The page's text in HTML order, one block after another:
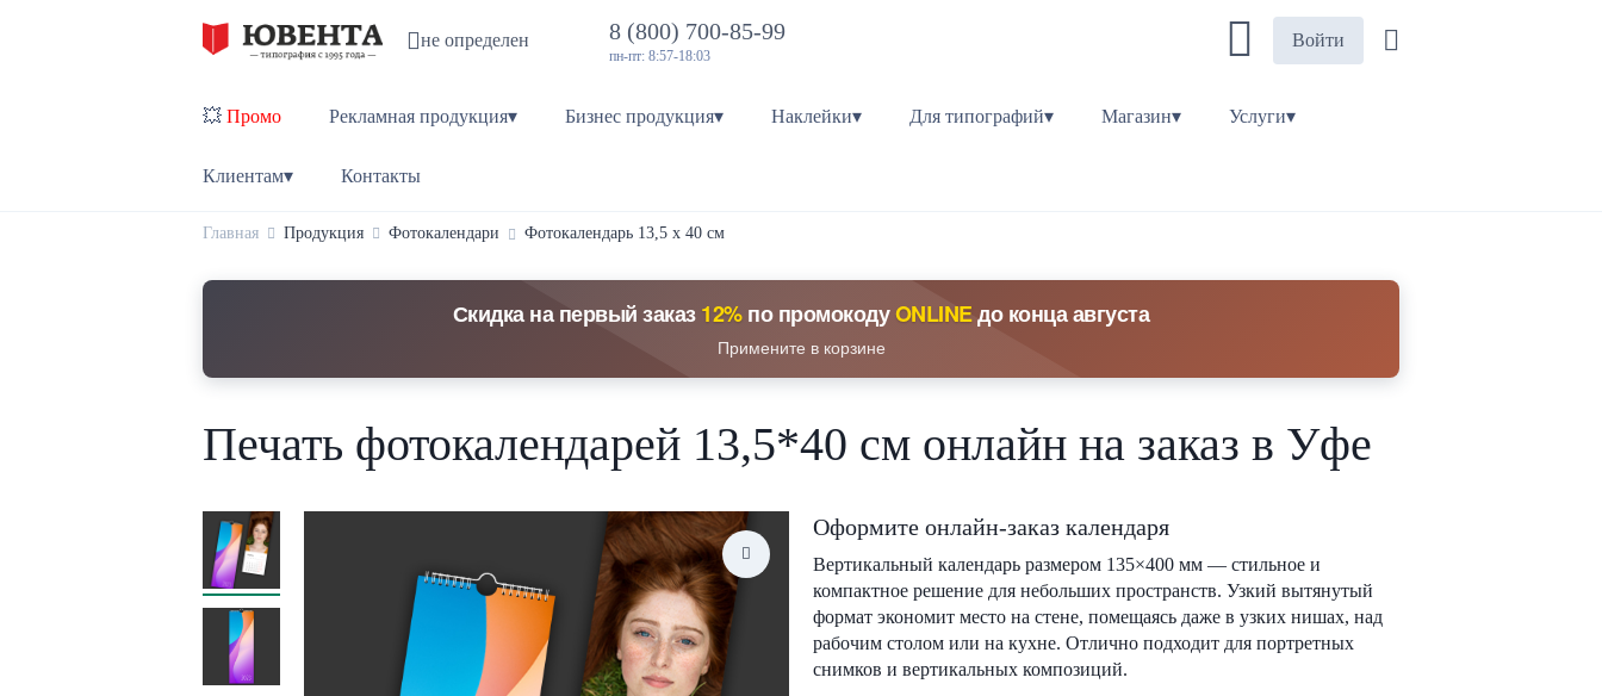
не определен 8 (800) 700-85-99
пн-пт: 8:57-18:03
Войти
💥 Промо Рекламная продукция▾ Бизнес продукция▾ Наклейки▾ Для типографий▾ Магазин▾ Услуги▾
Клиентам▾ Контакты
Главная Продукция Фотокалендари Фотокалендарь 13,5 х 40 см
Скидка на первый заказ12%по промокодуONLINEдо конца августа
Примените в корзине
Печать фотокалендарей 13,5*40 см онлайн на заказ в Уфе
Оформите онлайн-заказ календаря
Вертикальный календарь размером 135×400 мм — стильное и
компактное решение для небольших пространств. Узкий вытянутый
формат экономит место на стене, помещаясь даже в узких нишах, над
рабочим столом или на кухне. Отлично подходит для портретных
снимков и вертикальных композиций.